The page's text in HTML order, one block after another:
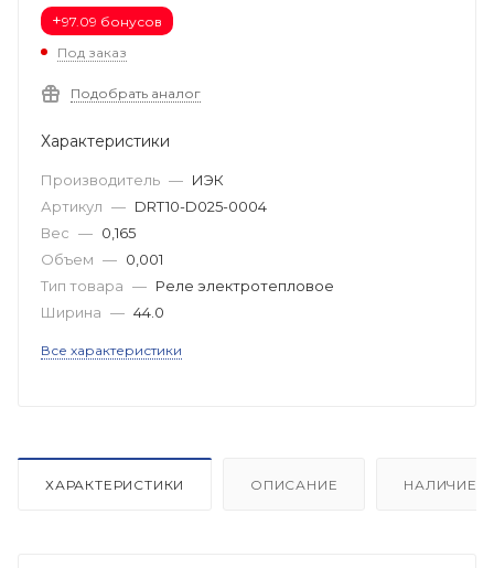
+97.09 бонусов
Под заказ
Подобрать аналог
Характеристики
Производитель — ИЭК
Артикул — DRT10-D025-0004
Вес — 0,165
Объем — 0,001
Тип товара — Реле электротепловое
Ширина — 44.0
Все характеристики
ХАРАКТЕРИСТИКИ ОПИСАНИЕ НАЛИЧИЕ